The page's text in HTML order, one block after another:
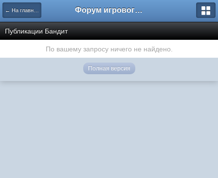
← На главную Форум игрового проекта Riverrise
Публикации Бандит
По вашему запросу ничего не найдено.
Полная версия